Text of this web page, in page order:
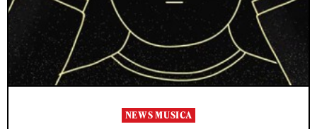
NEWS MUSICA